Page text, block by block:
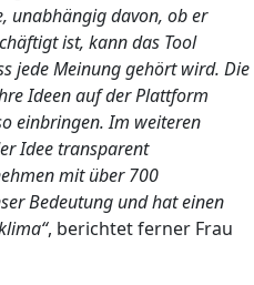
unabhängig davon, ob er
ist, kann das Tool
jede Meinung gehört wird. Die
Ideen auf der Plattform
einbringen. Im weiteren
Idee transparent
mit über 700
Bedeutung und hat einen
“, berichtet ferner Frau